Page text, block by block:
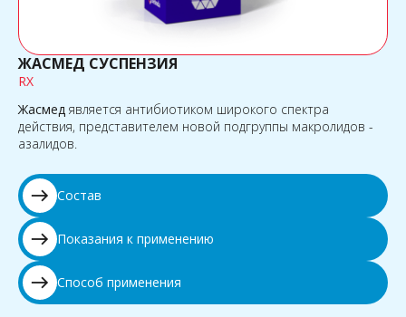
ЖАСМЕД СУСПЕНЗИЯ
RX
Жасмед является антибиотиком широкого спектра
действия, представителем новой подгруппы макролидов -
азалидов.
east Состав
east Показания к применению
east Способ применения